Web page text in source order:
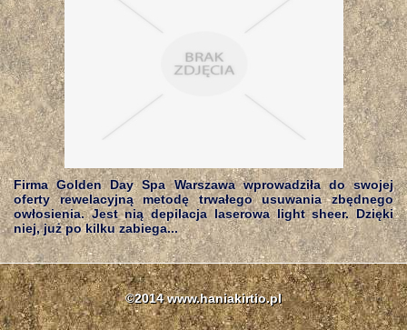
Firma Golden Day Spa Warszawa wprowadziła do swojej
oferty rewelacyjną metodę trwałego usuwania zbędnego
owłosienia. Jest nią depilacja laserowa light sheer. Dzięki
niej, już po kilku zabiega...
©2014 www.haniakirtio.pl